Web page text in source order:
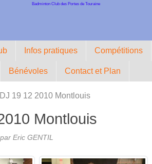
Badminton Club des Portes de Touraine
Infos pratiques Compétitions
Bénévoles Contact et Plan
19 12 2010 Montlouis
Montlouis
par Eric GENTIL
cookies